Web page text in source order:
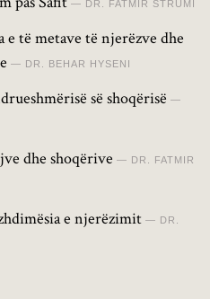
DR. FATMIR STRUMI
të metave të njerëzve dhe
DR. BEHAR HYSENI
së shoqërisë
dhe shoqërive DR. FATMIR
e njerëzimit DR.